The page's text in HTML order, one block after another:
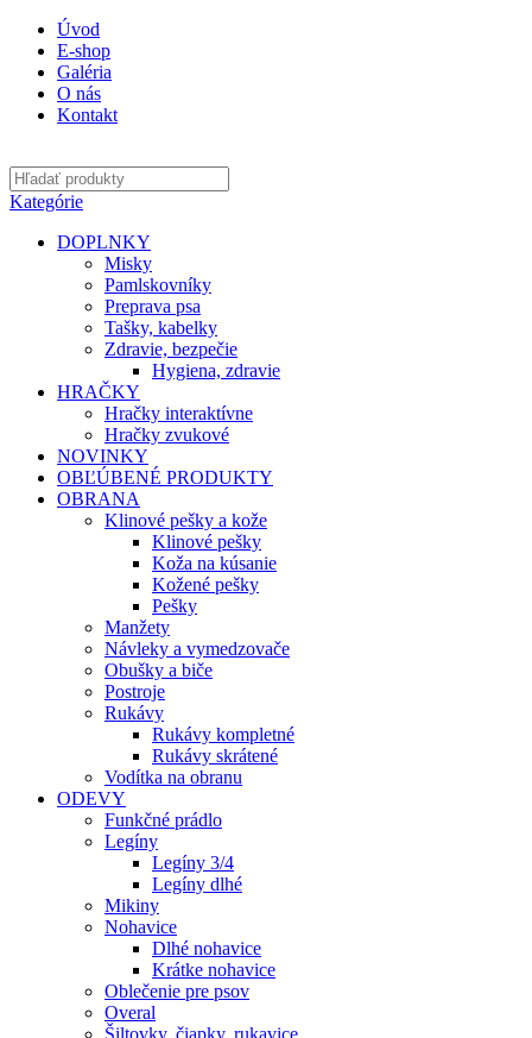
Úvod
E-shop
Galéria
O nás
Kontakt
Kategórie
DOPLNKY
Misky
Pamlskovníky
Preprava psa
Tašky, kabelky
Zdravie, bezpečie
Hygiena, zdravie
HRAČKY
Hračky interaktívne
Hračky zvukové
NOVINKY
OBĽÚBENÉ PRODUKTY
OBRANA
Klinové pešky a kože
Klinové pešky
Koža na kúsanie
Kožené pešky
Pešky
Manžety
Návleky a vymedzovače
Obušky a biče
Postroje
Rukávy
Rukávy kompletné
Rukávy skrátené
Vodítka na obranu
ODEVY
Funkčné prádlo
Legíny
Legíny 3/4
Legíny dlhé
Mikiny
Nohavice
Dlhé nohavice
Krátke nohavice
Oblečenie pre psov
Overal
Šiltovky, čiapky, rukavice